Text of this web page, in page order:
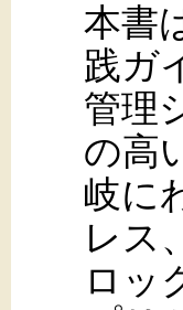
本書
践ガ
管理
の高
岐に
レス
ロッ